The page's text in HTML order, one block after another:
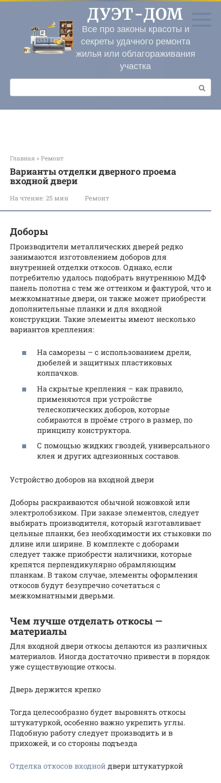
Перейти
контенту
ДУЭТ-ДОМ
Все про законы красоты и
секреты удачного ремонта
жилья или облагораживания
участка
Поиск:
Главная » Ремонт
Варианты отделки дверного проема
входной двери
На чтение: 25 мин Ремонт
Доборы
Производители металлических дверей редко
занимаются изготовлением доборов для
внутренней отделки откосов. Однако, если
потребителю удалось подобрать внутреннюю МДФ
панель полотна с тем же оттенком и фактурой, что и
межкомнатные двери, он также может приобрести
дополнительные планки и для входной
конструкции. Такие элементы имеют несколько
вариантов крепления:
На саморезы – с использованием дрели,
дюбелей и защитных пластиковых
колпачков.
На скрытые крепления – как правило,
применяются при устройстве
телескопических доборов, которые
собираются в проёме строго в размер, по
принципу конструктора.
С помощью жидких гвоздей, универсального
клея и других адгезионных составов.
Устройство доборов на входной двери
Доборы раскраиваются обычной ножовкой или
электролобзиком. При заказе элементов, следует
выбирать производителя, который изготавливает
цельные планки, без необходимости их стыковки по
длине или ширине. В комплекте с доборами
следует также приобрести наличники, которые
крепятся перпендикулярно обрамляющим
планкам. В таком случае, элементы оформления
откосов будут безупречно сочетаться с
межкомнатными дверьми.
Чем лучше отделать откосы —
материалы
Для входной двери откосы делаются из различных
материалов. Иногда достаточно привести в порядок
уже существующие откосы.
Дверь держится крепко
Тогда целесообразно будет выровнять откосы
штукатуркой, особенно важно укрепить углы.
Подобную работу следует производить и в
прихожей, и со стороны подъезда
Отделка откосов входной двери штукатуркой